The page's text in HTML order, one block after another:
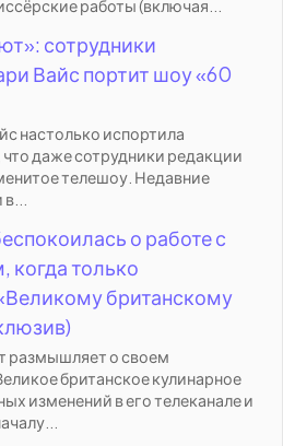
работы (включая...
сотрудники
Вайс портит шоу «60
настолько испортила
даже сотрудники редакции
телешоу. Недавние
о работе с
только
британскому
о своем
британское кулинарное
изменений в его телеканале и